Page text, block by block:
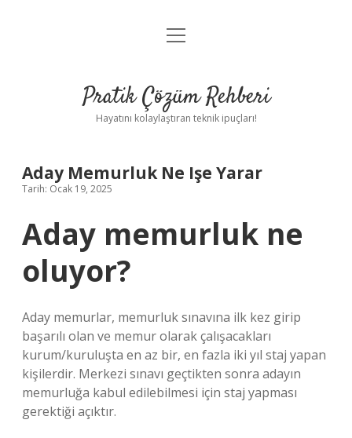
Anasayfa
Yasal Uyarı
menüyü
Pratik Çözüm Rehberi
Hayatını kolaylaştıran teknik ipuçları!
Aday Memurluk Ne Işe Yarar
Tarih: Ocak 19, 2025
Aday memurluk ne
oluyor?
Aday memurlar, memurluk sınavına ilk kez girip
başarılı olan ve memur olarak çalışacakları
kurum/kuruluşta en az bir, en fazla iki yıl staj yapan
kişilerdir. Merkezi sınavı geçtikten sonra adayın
memurluğa kabul edilebilmesi için staj yapması
gerektiği açıktır.